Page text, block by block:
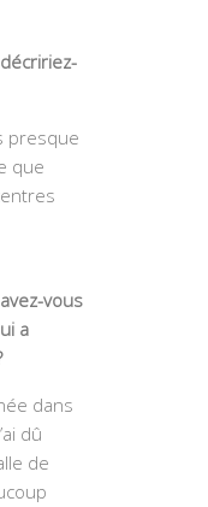
presque
que
vous
a
dans
dû
de